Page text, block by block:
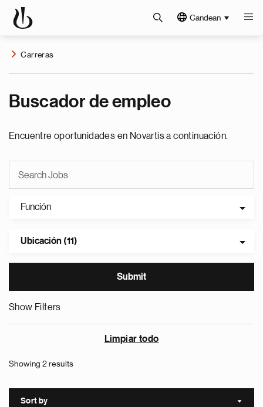
Candean
Carreras
Buscador de empleo
Encuentre oportunidades en Novartis a continuación.
Función
Ubicación (11)
Show Filters
Limpiar todo
Showing 2 results
Sort by Sort